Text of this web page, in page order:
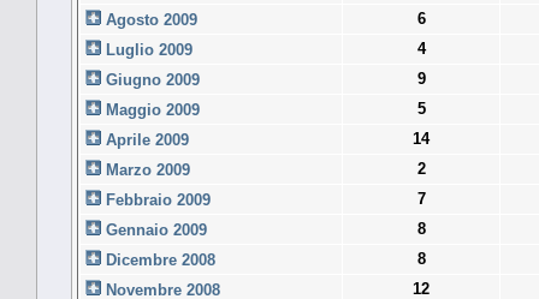
Agosto 2009
6
Luglio 2009
4
Giugno 2009
9
Maggio 2009
5
Aprile 2009
14
Marzo 2009
2
Febbraio 2009
7
Gennaio 2009
8
Dicembre 2008
8
Novembre 2008
12